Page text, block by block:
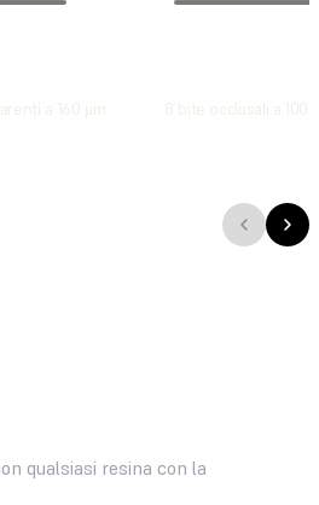
a 160 μm 8 bite occlusali a 100
qualsiasi resina con la